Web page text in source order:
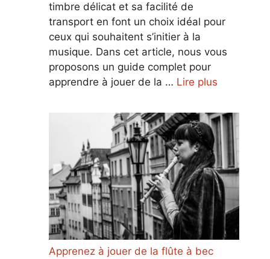
timbre délicat et sa facilité de
transport en font un choix idéal pour
ceux qui souhaitent s’initier à la
musique. Dans cet article, nous vous
proposons un guide complet pour
apprendre à jouer de la … Lire plus
Apprenez à jouer de la flûte à bec